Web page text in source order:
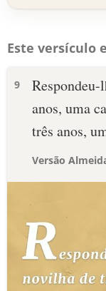
Este versículo
9
anos, uma
três anos,
Versão